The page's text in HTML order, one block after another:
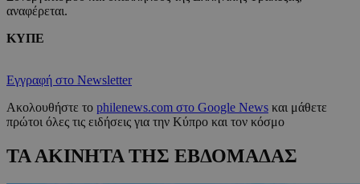
αναφέρεται.
ΚΥΠΕ
Εγγραφή στο Newsletter
Ακολουθήστε το philenews.com στο Google News και μάθετε
πρώτοι όλες τις ειδήσεις για την Κύπρο και τον κόσμο
ΤΑ ΑΚΙΝΗΤΑ ΤΗΣ ΕΒΔΟΜΑΔΑΣ